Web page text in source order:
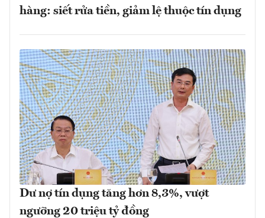
hàng: siết rửa tiền, giảm lệ thuộc tín dụng
Dư nợ tín dụng tăng hơn 8,3%, vượt
ngưỡng 20 triệu tỷ đồng